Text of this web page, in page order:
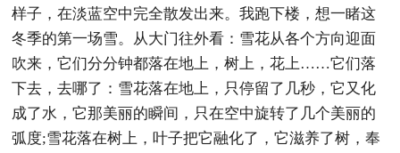
样子，在淡蓝空中完全散发出来。我跑下楼，想一睹这
冬季的第一场雪。从大门往外看：雪花从各个方向迎面
吹来，它们分分钟都落在地上，树上，花上……它们落
下去，去哪了：雪花落在地上，只停留了几秒，它又化
成了水，它那美丽的瞬间，只在空中旋转了几个美丽的
弧度;雪花落在树上，叶子把它融化了，它滋养了树，奉